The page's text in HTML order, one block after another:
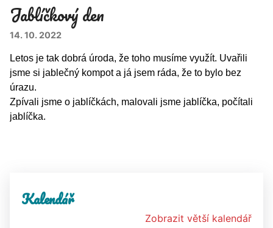
Jablíčkový den
14. 10. 2022
Letos je tak dobrá úroda, že toho musíme využít. Uvařili
jsme si jablečný kompot a já jsem ráda, že to bylo bez
úrazu.
Zpívali jsme o jablíčkách, malovali jsme jablíčka, počítali
jablíčka.
Kalendář
Zobrazit větší kalendář